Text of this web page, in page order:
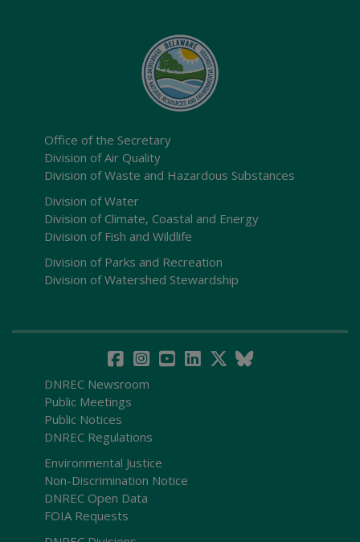
Office of the Secretary
Division of Air Quality
Division of Waste and Hazardous Substances
Division of Water
Division of Climate, Coastal and Energy
Division of Fish and Wildlife
Division of Parks and Recreation
Division of Watershed Stewardship
DNREC Newsroom
Public Meetings
Public Notices
DNREC Regulations
Environmental Justice
Non-Discrimination Notice
DNREC Open Data
FOIA Requests